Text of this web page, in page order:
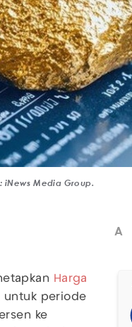
iNews Media Group.
A
Harga
untuk periode
ke